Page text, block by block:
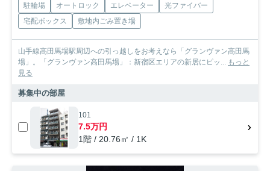
駐輪場 オートロック エレベーター
光ファイバー
宅配ボックス
敷地内ごみ置き場
山手線高田馬場駅周辺への引っ越しをお考えなら「グランヴァン高田馬
場」。「グランヴァン高田馬場」：新宿区エリアの新居にピッ... もっと
見る
募集中の部屋
101
7.5万円
1階 / 20.76㎡ / 1K